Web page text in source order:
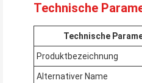
Technische
Technische
Produktbezeichnung
Alternativer Name